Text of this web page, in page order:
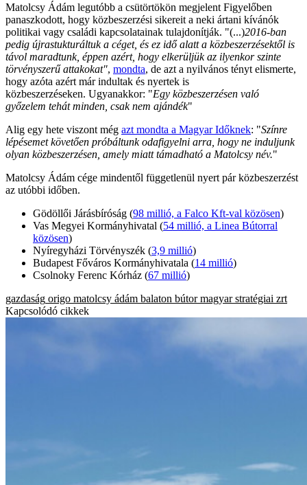
Matolcsy Ádám legutóbb a csütörtökön megjelent Figyelőben
panaszkodott, hogy közbeszerzési sikereit a neki ártani kívánók
politikai vagy családi kapcsolatainak tulajdonítják. "(...)2016-ban
pedig újrastukturáltuk a céget, és ez idő alatt a közbeszerzésektől is
távol maradtunk, éppen azért, hogy elkerüljük az ilyenkor szinte
törvényszerű attakokat", mondta, de azt a nyilvános tényt elismerte,
hogy azóta azért már indultak és nyertek is
közbeszerzéseken. Ugyanakkor: "Egy közbeszerzésen való
győzelem tehát minden, csak nem ajándék"
Alig egy hete viszont még azt mondta a Magyar Időknek: "Színre
lépésemet követően próbáltunk odafigyelni arra, hogy ne induljunk
olyan közbeszerzésen, amely miatt támadható a Matolcsy név."
Matolcsy Ádám cége mindentől függetlenül nyert pár közbeszerzést
az utóbbi időben.
Gödöllői Járásbíróság (98 millió, a Falco Kft-val közösen)
Vas Megyei Kormányhivatal (54 millió, a Linea Bútorral
közösen)
Nyíregyházi Törvényszék (3,9 millió)
Budapest Főváros Kormányhivatala (14 millió)
Csolnoky Ferenc Kórház (67 millió)
gazdaság origo matolcsy ádám balaton bútor magyar stratégiai zrt
Kapcsolódó cikkek